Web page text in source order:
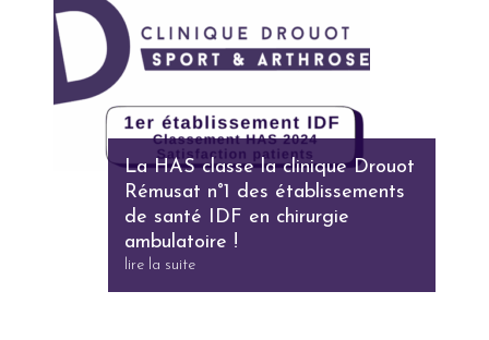
La HAS classe la clinique Drouot
Rémusat n°1 des établissements
de santé IDF en chirurgie
ambulatoire !
lire la suite